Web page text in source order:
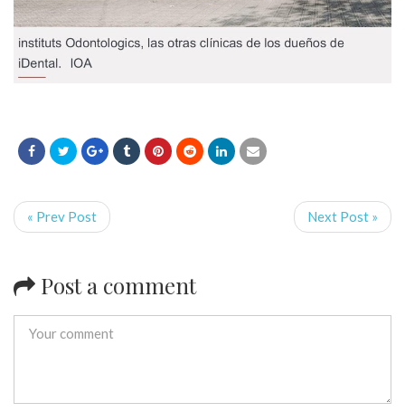
« Prev Post Next Post »
Post a comment